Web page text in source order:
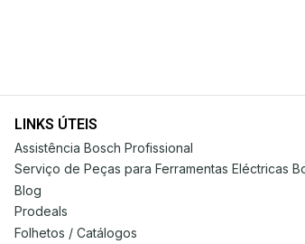
LINKS ÚTEIS
Assistência Bosch Profissional
Serviço de Peças para Ferramentas Eléctricas
Blog
Prodeals
Folhetos / Catálogos